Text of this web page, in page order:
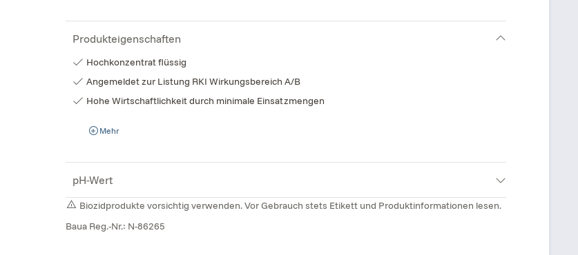
Produkteigenschaften
Hochkonzentrat flüssig
Angemeldet zur Listung RKI Wirkungsbereich A/B
Hohe Wirtschaftlichkeit durch minimale Einsatzmengen
Mehr
pH-Wert
Biozidprodukte vorsichtig verwenden. Vor Gebrauch stets Etikett und Produktinformationen lesen.
Baua Reg.-Nr.: N-86265